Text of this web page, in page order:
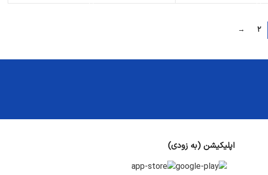
۲ →
اپلیکیشن (به زودی)